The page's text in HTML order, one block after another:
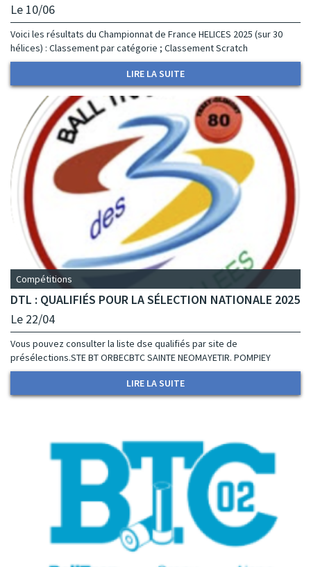
Le 10/06
Voici les résultats du Championnat de France HELICES 2025 (sur 30
hélices) : Classement par catégorie ; Classement Scratch
LIRE LA SUITE
Compétitions
DTL : QUALIFIÉS POUR LA SÉLECTION NATIONALE 2025
Le 22/04
Vous pouvez consulter la liste dse qualifiés par site de
présélections.STE BT ORBECBTC SAINTE NEOMAYETIR. POMPIEY
LIRE LA SUITE